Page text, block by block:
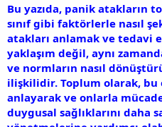
Bu yazıda, panik atakların
sınıf gibi faktörlerle nasıl
atakları anlamak ve tedavi
yaklaşım değil, aynı
ve normların nasıl
ilişkilidir. Toplum olarak,
anlayarak ve onlarla
duygusal sağlıklarını daha